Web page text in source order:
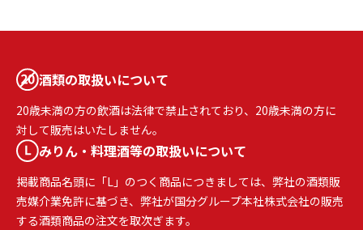
酒類の取扱いについて
20歳未満の方の飲酒は法律で禁止されており、20歳未満の方に
対して販売はいたしません。
みりん・料理酒等の取扱いについて
掲載商品名頭に「L」のつく商品につきましては、弊社の酒類販
売媒介業免許に基づき、弊社が国分グループ本社株式会社の販売
する酒類商品の注文を取次ぎます。